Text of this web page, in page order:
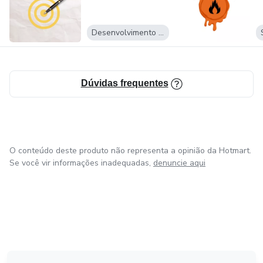
Desenvolvimento Pessoal
Dúvidas frequentes
O conteúdo deste produto não representa a opinião da Hotmart.
Se você vir informações inadequadas, denuncie aqui